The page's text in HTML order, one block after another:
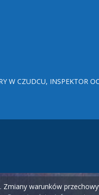
W CZUDCU, INSPEKTOR
warunków